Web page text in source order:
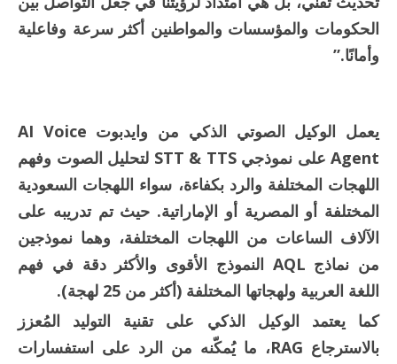
الحكومات والمؤسسات والمواطنين أكثر سرعة وفاعلية
وأمانًا.”
يعمل الوكيل الصوتي الذكي من وايدبوت AI Voice
Agent على نموذجي STT & TTS لتحليل الصوت وفهم
اللهجات المختلفة والرد بكفاءة، سواء اللهجات السعودية
المختلفة أو المصرية أو الإماراتية. حيث تم تدريبه على
الآلاف الساعات من اللهجات المختلفة، وهما نموذجين
من نماذج AQL النموذج الأقوى والأكثر دقة في فهم
اللغة العربية ولهجاتها المختلفة (أكثر من 25 لهجة).
كما يعتمد الوكيل الذكي على تقنية التوليد المُعزز
بالاسترجاع RAG، ما يُمكّنه من الرد على استفسارات